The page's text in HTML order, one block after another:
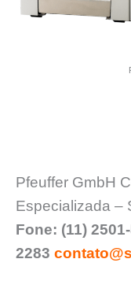
Pfeuffer GmbH
Especializada –
Fone: (11)
2283